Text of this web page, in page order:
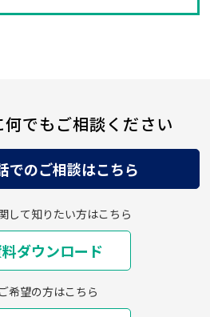
でもご相談ください
でのご相談はこちら
ダウンロード
して知りたい方はこちら
希望の方はこちら